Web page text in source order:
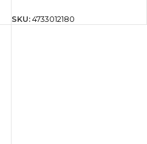
SKU: 4733012180